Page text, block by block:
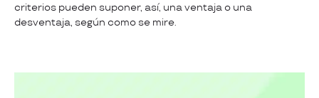
criterios pueden suponer, así, una ventaja o una
desventaja, según como se mire.